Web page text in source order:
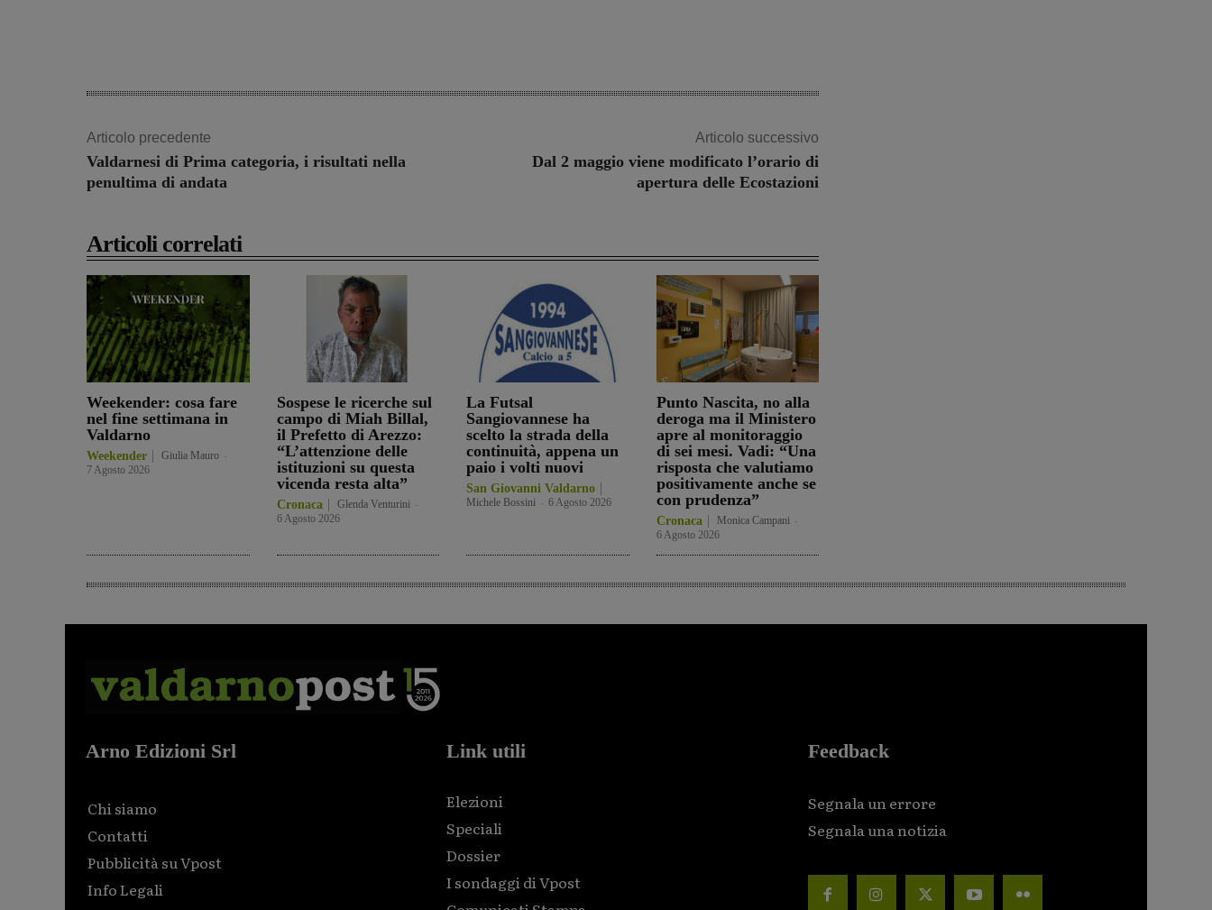
Articolo precedente
Valdarnesi di Prima categoria, i risultati nella
penultima di andata
Articolo successivo
Dal 2 maggio viene modificato l’orario di
apertura delle Ecostazioni
Articoli correlati
Weekender: cosa fare
nel fine settimana in
Valdarno
Weekender Giulia Mauro
7 Agosto 2026
Sospese le ricerche sul
campo di Miah Billal,
il Prefetto di Arezzo:
“L’attenzione delle
istituzioni su questa
vicenda resta alta”
Cronaca Glenda Venturini
6 Agosto 2026
La Futsal
Sangiovannese ha
scelto la strada della
continuità, appena un
paio i volti nuovi
San Giovanni Valdarno
Michele Bossini 6 Agosto 2026
Punto Nascita, no alla
deroga ma il Ministero
apre al monitoraggio
di sei mesi. Vadi: “Una
risposta che valutiamo
positivamente anche se
con prudenza”
Cronaca Monica Campani
6 Agosto 2026
Arno Edizioni Srl
Chi siamo
Contatti
Pubblicità su Vpost
Info Legali
Link utili
Elezioni
Speciali
Dossier
I sondaggi di Vpost
Feedback
Segnala un errore
Segnala una notizia